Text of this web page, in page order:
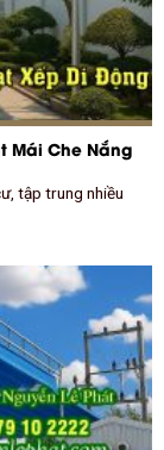
Mái Che Nắng
tập trung nhiều